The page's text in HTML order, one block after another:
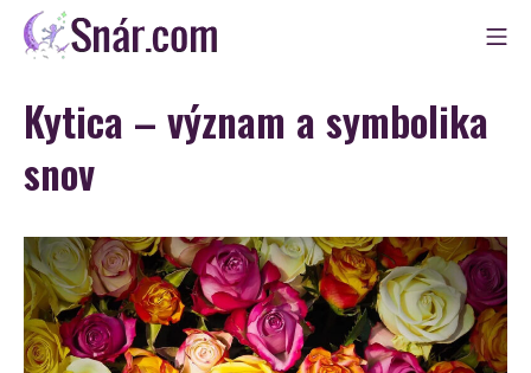
Skip
Snár
Kytica – význam a symbolika
snov